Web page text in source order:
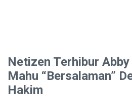
Netizen Terhibur
Mahu “Bersalaman”
Hakim